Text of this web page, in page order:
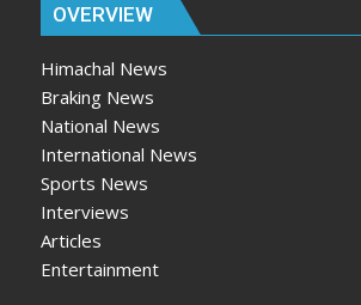
OVERVIEW
Himachal News
Braking News
National News
International News
Sports News
Interviews
Articles
Entertainment